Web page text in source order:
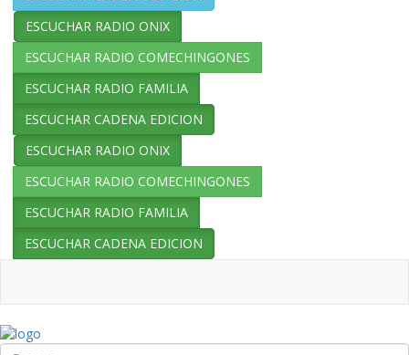
ESCUCHAR RADIO ONIX
ESCUCHAR RADIO COMECHINGONES
ESCUCHAR RADIO FAMILIA
ESCUCHAR CADENA EDICION
ESCUCHAR RADIO ONIX
ESCUCHAR RADIO COMECHINGONES
ESCUCHAR RADIO FAMILIA
ESCUCHAR CADENA EDICION